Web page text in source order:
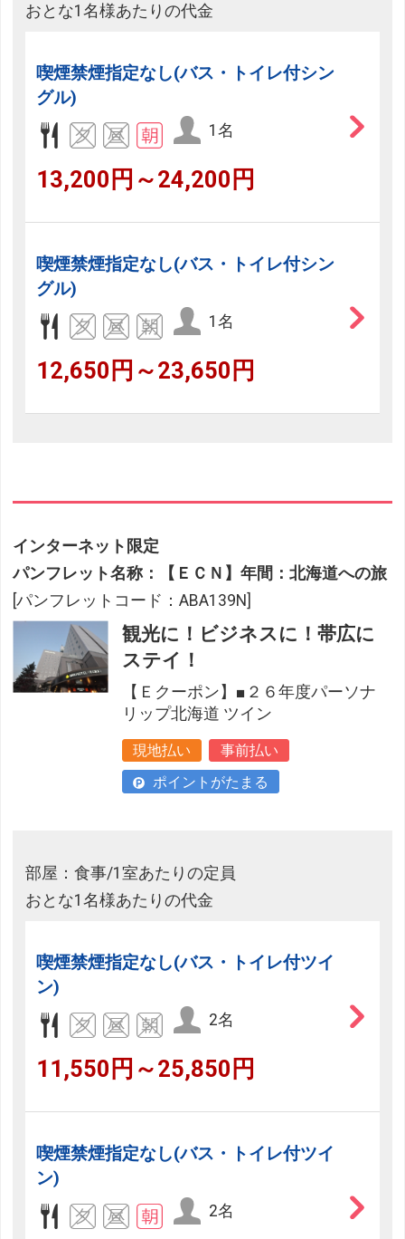
おとな1名様あたりの代金
喫煙禁煙指定なし(バス・トイレ付シン
グル)
1名
13,200円～24,200円
喫煙禁煙指定なし(バス・トイレ付シン
グル)
1名
12,650円～23,650円
インターネット限定
パンフレット名称：【ＥＣＮ】年間：北海道への旅
[パンフレットコード：ABA139N]
観光に！ビジネスに！帯広に
ステイ！
【Ｅクーポン】■２６年度パーソナ
リップ北海道 ツイン
現地払い
事前払い
ポイントがたまる
部屋：食事/1室あたりの定員
おとな1名様あたりの代金
喫煙禁煙指定なし(バス・トイレ付ツイ
ン)
2名
11,550円～25,850円
喫煙禁煙指定なし(バス・トイレ付ツイ
ン)
2名